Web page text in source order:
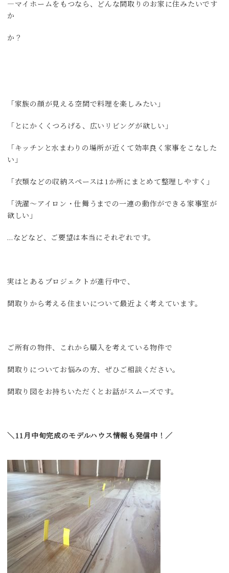
―マイホームをもつなら、どんな間取りのお家に住みたいです
か
か？
「家族の顔が見える空間で料理を楽しみたい」
「とにかくくつろげる、広いリビングが欲しい」
「キッチンと水まわりの場所が近くて効率良く家事をこなした
い」
「衣類などの収納スペースは1か所にまとめて整理しやすく」
「洗濯～アイロン・仕舞うまでの一連の動作ができる家事室が
欲しい」
…などなど、ご要望は本当にそれぞれです。
実はとあるプロジェクトが進行中で、
間取りから考える住まいについて最近よく考えています。
ご所有の物件、これから購入を考えている物件で
間取りについてお悩みの方、ぜひご相談ください。
間取り図をお持ちいただくとお話がスムーズです。
＼11月中旬完成のモデルハウス情報も発信中！／